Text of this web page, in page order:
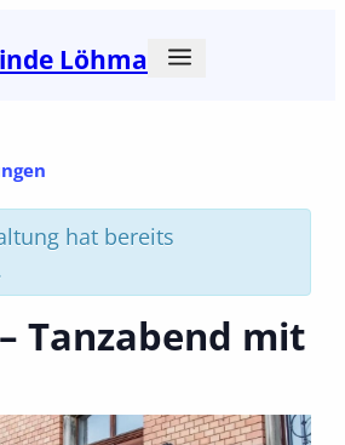
Löhma
hat bereits
Tanzabend mit